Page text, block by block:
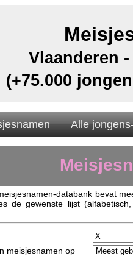
Vlaanderen
(+75.000
Alle
databank bevat
de gewenste lijst
meisjesnamen op